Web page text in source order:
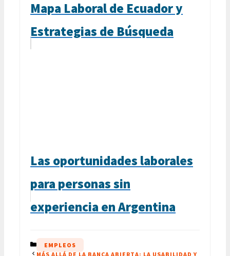
Mapa Laboral de Ecuador y
Estrategias de Búsqueda
Las oportunidades laborales
para personas sin
experiencia en Argentina
CATEGORÍAS
EMPLEOS
MÁS ALLÁ DE LA BANCA ABIERTA: LA USABILIDAD Y